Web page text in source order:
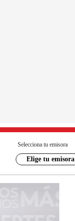
Selecciona tu emisora
Elige tu emisora